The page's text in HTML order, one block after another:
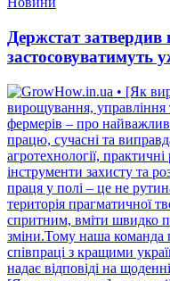
Держстат затвердив
застосовуватимуть